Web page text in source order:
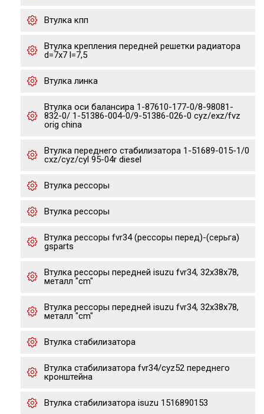
Втулка кпп
Втулка крепления передней решетки радиатора
d=7x7 l=7,5
Втулка линка
Втулка оси балансира 1-87610-177-0/8-98081-
832-0/ 1-51386-004-0/9-51386-026-0 cyz/exz/fvz
orig china
Втулка переднего стабилизатора 1-51689-015-1/0
cxz/cyz/cyl 95-04r diesel
Втулка рессоры
Втулка рессоры
Втулка рессоры fvr34 (рессоры перед)-(серьга)
gsparts
Втулка рессоры передней isuzu fvr34, 32x38x78,
металл "cm"
Втулка рессоры передней isuzu fvr34, 32x38x78,
металл "cm"
Втулка стабилизатора
Втулка стабилизатора fvr34/cyz52 переднего
кронштейна
Втулка стабилизатора isuzu 1516890153